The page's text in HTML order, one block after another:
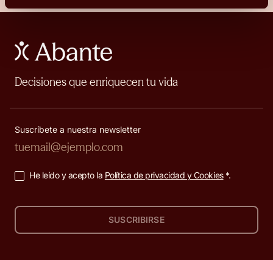
Decisiones que enriquecen tu vida
Suscríbete a nuestra newsletter
He leído y acepto la Política de privacidad y Cookies*.
SUSCRIBIRSE